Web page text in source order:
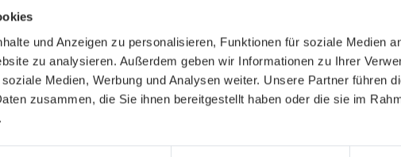
und Anzeigen zu personalisieren, Funktionen für soziale Medien
zu analysieren. Außerdem geben wir Informationen zu Ihrer
Medien, Werbung und Analysen weiter. Unsere Partner führen
zusammen, die Sie ihnen bereitgestellt haben oder die sie im
Januar 2026